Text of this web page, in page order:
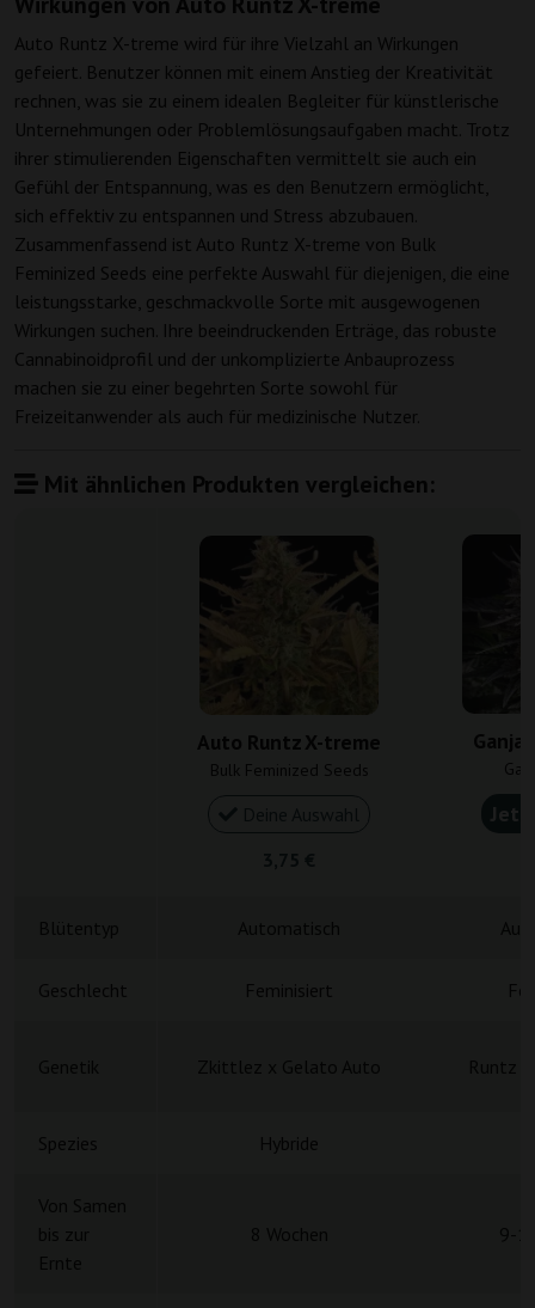
Auto Runtz X-treme wird für ihre Vielzahl an Wirkungen
gefeiert. Benutzer können mit einem Anstieg der Kreativität
rechnen, was sie zu einem idealen Begleiter für künstlerische
Unternehmungen oder Problemlösungsaufgaben macht. Trotz
ihrer stimulierenden Eigenschaften vermittelt sie auch ein
Gefühl der Entspannung, was es den Benutzern ermöglicht,
sich effektiv zu entspannen und Stress abzubauen.
Zusammenfassend ist Auto Runtz X-treme von Bulk
Feminized Seeds eine perfekte Auswahl für diejenigen, die eine
leistungsstarke, geschmackvolle Sorte mit ausgewogenen
Wirkungen suchen. Ihre beeindruckenden Erträge, das robuste
Cannabinoidprofil und der unkomplizierte Anbauprozess
machen sie zu einer begehrten Sorte sowohl für
Freizeitanwender als auch für medizinische Nutzer.
Mit ähnlichen Produkten vergleichen:
Auto Runtz X-treme
Bulk Feminized Seeds
Ganja
Geschlecht Feminisiert
Spezies Hybride